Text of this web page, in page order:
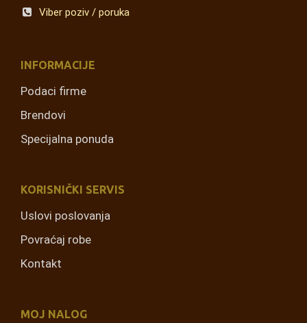
Viber poziv / poruka
INFORMACIJE
Podaci firme
Brendovi
Specijalna ponuda
KORISNIČKI SERVIS
Uslovi poslovanja
Povraćaj robe
Kontakt
MOJ NALOG